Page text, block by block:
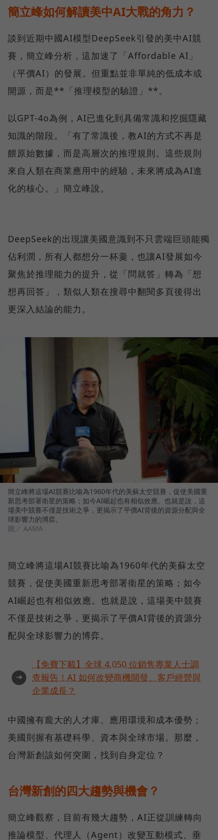
簡立峰如何解讀美中AI大戰的角力？
談到近期中國AI模型DeepSeek引發的美中AI競
賽，簡立峰分析，這加速了「Affordable AI」
（平價AI）的發展。但重點並非單純的低成本或
開源，而是**「推理模型的驗證」**。
以GPT-4o為例，AI已進化到具備常識和挖掘隱藏
知識的階段。「有了常識後，教AI的方式不再是
餵原始數據，而是高層次的推理規則。這些規則
來自人類在商業應用中的經驗，未來將成為AI進
化的核心。」簡立峰說。
DeepSeek的出現讓美國意識到不只雲端巨頭能獨
佔利潤，所有人都想分一杯羹，也讓AI發展如今
聚焦於推理能力的提升，從「問就答」轉為「想
想再回答」，類似人類在搜尋中翻閱多頁後得出
更深入結論的能力。
簡立峰將這場AI競賽比喻為1960年代的美蘇太空競賽，促使美國重
新思考部署衛星的策略；如今AI崛起也有相似效應。也就是說，這
場美中競賽不僅是技術之爭，更揭示了平價AI背後的資源分配與全
球影響力的博弈。
圖／ AAMA
簡立峰將這場AI競賽比喻為1960年代的美蘇太空
競賽，促使美國重新思考部署衛星的策略；如今
AI崛起也有相似效應。也就是說，這場美中競賽
不僅是技術之爭，更揭示了平價AI背後的資源分
配與全球影響力的博弈。
➜
【免費下載】全球 4,050 位銷售專業人士調
查報告！AI 如何改變商機開發、客戶經營與
企業成長？
中國擁有龐大的人才庫、應用環境和成本優勢；
美國則握有基礎科學、資本與全球市場。那麼，
台灣新創該如何突圍，找到自身定位？
台灣新創的四大趨勢與機會？
簡立峰觀察，目前有幾大趨勢，AI正從訓練轉向
推論模型、代理人（Agent）改變互動模式、垂